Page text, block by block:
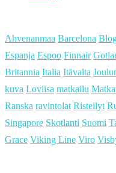
Ahvenanmaa Barcelona
Espanja Espoo Finnair
Britannia Italia Itävalta
kuva Loviisa matkailu
Ranska ravintolat Risteilyt
Singapore Skotlanti Suomi
Grace Viking Line Viro